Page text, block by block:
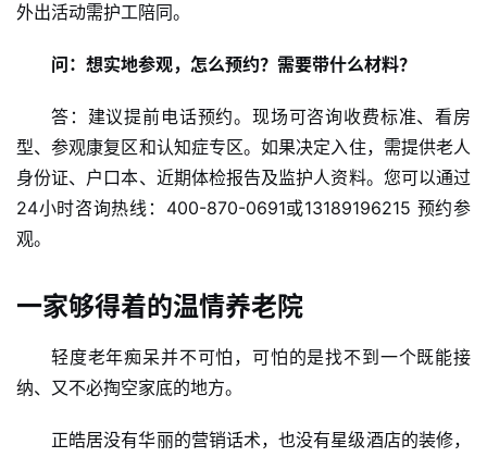
外出活动需护工陪同。
问：想实地参观，怎么预约？需要带什么材料？
答：建议提前电话预约。现场可咨询收费标准、看房
型、参观康复区和认知症专区。如果决定入住，需提供老人
身份证、户口本、近期体检报告及监护人资料。您可以通过
24小时咨询热线：400-870-0691或13189196215 预约参
观。
一家够得着的温情养老院
轻度老年痴呆并不可怕，可怕的是找不到一个既能接
纳、又不必掏空家底的地方。
正皓居没有华丽的营销话术，也没有星级酒店的装修，